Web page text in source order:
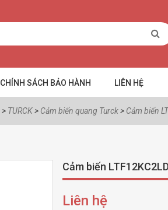
CHÍNH SÁCH BẢO HÀNH LIÊN HỆ
> TURCK> Cảm biến quang Turck> Cảm biến
Cảm biến
Liên hệ